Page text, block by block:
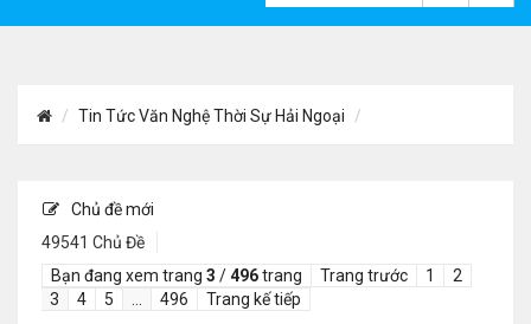
Tin Tức Văn Nghệ Thời Sự Hải Ngoại
Chủ đề mới
49541 Chủ Đề
Bạn đang xem trang 3 /496trang Trang trước 1
2
3
4 5 496 Trang kế tiếp